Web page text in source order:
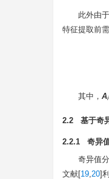
此外由
特征提取前
其中， Ai
2.2 基于奇
2.2.1 奇异
奇异值
文献[19,20]